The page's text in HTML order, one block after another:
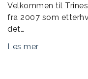
Velkommen til
fra 2007 som
det…
Les mer